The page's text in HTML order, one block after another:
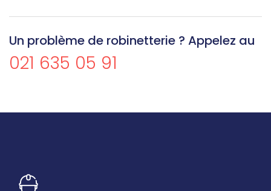
Un problème de robinetterie ? Appelez au
021 635 05 91